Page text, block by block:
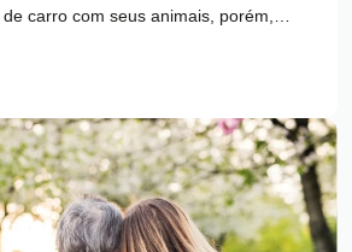
carro com seus animais, porém,